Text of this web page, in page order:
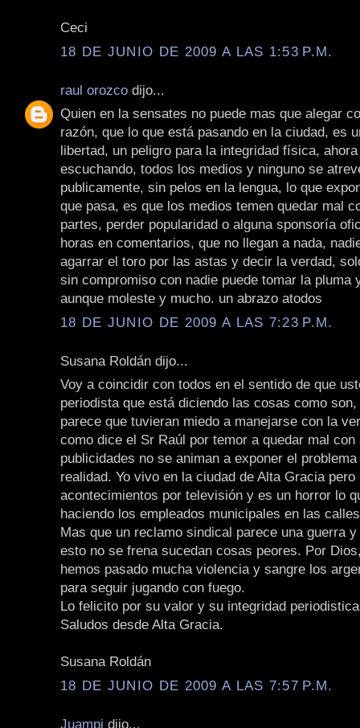
Ceci
18 DE JUNIO DE 2009 A LAS 1:53 P.M.
raul orozco dijo...
Quien en la sensates no puede mas que alegar
razón, que lo que está pasando en la ciudad, es
libertad, un peligro para la integridad física,
escuchando, todos los medios y ninguno se
publicamente, sin pelos en la lengua, lo que
que pasa, es que los medios temen quedar mal
partes, perder popularidad o alguna sponsoría
horas en comentarios, que no llegan a nada,
agarrar el toro por las astas y decir la verdad,
sin compromiso con nadie puede tomar la pluma
aunque moleste y mucho. un abrazo atodos
18 DE JUNIO DE 2009 A LAS 7:23 P.M.
Susana Roldán dijo...
Voy a coincidir con todos en el sentido de que
periodista que está diciendo las cosas como
parece que tuvieran miedo a manejarse con la
como dice el Sr Raúl por temor a quedar mal con
publicidades no se animan a exponer el
realidad. Yo vivo en la ciudad de Alta Gracia
acontecimientos por televisión y es un horror lo
haciendo los empleados municipales en las
Mas que un reclamo sindical parece una guerra
esto no se frena sucedan cosas peores. Por
hemos pasado mucha violencia y sangre los
para seguir jugando con fuego.
Lo felicito por su valor y su integridad
Saludos desde Alta Gracia.
Susana Roldán
18 DE JUNIO DE 2009 A LAS 7:57 P.M.
Juampi dijo...